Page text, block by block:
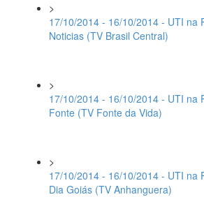
>
17/10/2014 - 16/10/2014 - UTI na
Noticias (TV Brasil Central)
>
17/10/2014 - 16/10/2014 - UTI na
Fonte (TV Fonte da Vida)
>
17/10/2014 - 16/10/2014 - UTI na
Dia Goiás (TV Anhanguera)